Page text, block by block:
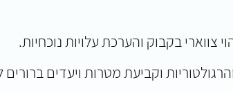
צווארי בקבוק והערכת עלויות נוכחיות.
וקביעת מטרות ויעדים ברורים